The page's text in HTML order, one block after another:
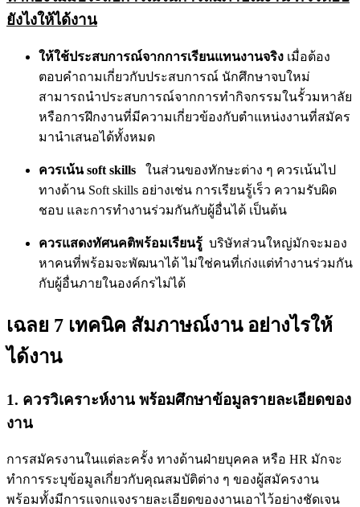
ยังไงให้ได้งาน
ให้ใช้ประสบการณ์จากการเรียนแทนงานจริง เมื่อต้อง
ตอบคำถามเกี่ยวกับประสบการณ์ นักศึกษาจบใหม่
สามารถนำประสบการณ์จากการทำกิจกรรมในรั้วมหาลัย
หรือการฝึกงานที่มีความเกี่ยวข้องกับตำแหน่งงานที่สมัคร
มานำเสนอได้ทั้งหมด
ควรเน้น soft skills ในส่วนของทักษะต่าง ๆ ควรเน้นไป
ทางด้าน Soft skills อย่างเช่น การเรียนรู้เร็ว ความรับผิด
ชอบ และการทำงานร่วมกันกับผู้อื่นได้ เป็นต้น
ควรแสดงทัศนคติพร้อมเรียนรู้ บริษัทส่วนใหญ่มักจะมอง
หาคนที่พร้อมจะพัฒนาได้ ไม่ใช่คนที่เก่งแต่ทำงานร่วมกัน
กับผู้อื่นภายในองค์กรไม่ได้
เฉลย 7 เทคนิค สัมภาษณ์งาน อย่างไรให้
ได้งาน
1. ควรวิเคราะห์งาน พร้อมศึกษาข้อมูลรายละเอียดของ
งาน
การสมัครงานในแต่ละครั้ง ทางด้านฝ่ายบุคคล หรือ HR มักจะ
ทำการระบุข้อมูลเกี่ยวกับคุณสมบัติต่าง ๆ ของผู้สมัครงาน
พร้อมทั้งมีการแจกแจงรายละเอียดของงานเอาไว้อย่างชัดเจน